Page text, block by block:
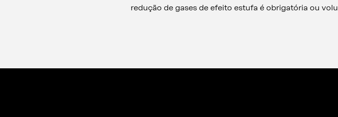
redução de gases de efeito estufa é obrigatória ou